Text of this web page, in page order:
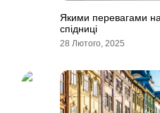
Якими перевагами
спідниці
28 Лютого, 2025